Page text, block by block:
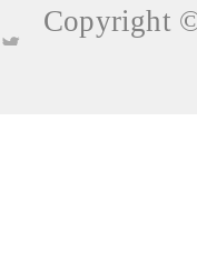
Copyright